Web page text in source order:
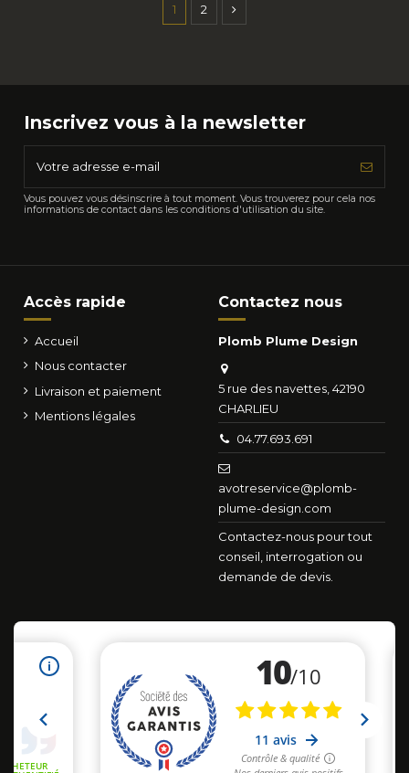
1 2
Inscrivez vous à la newsletter
Vous pouvez vous désinscrire à tout moment. Vous trouverez pour cela nos
informations de contact dans les conditions d'utilisation du site.
Accès rapide
Accueil
Nous contacter
Livraison et paiement
Mentions légales
Contactez nous
Plomb Plume Design
5 rue des navettes, 42190
CHARLIEU
04.77.693.691
avotreservice@plomb-
plume-design.com
Contactez-nous pour tout
conseil, interrogation ou
demande de devis.